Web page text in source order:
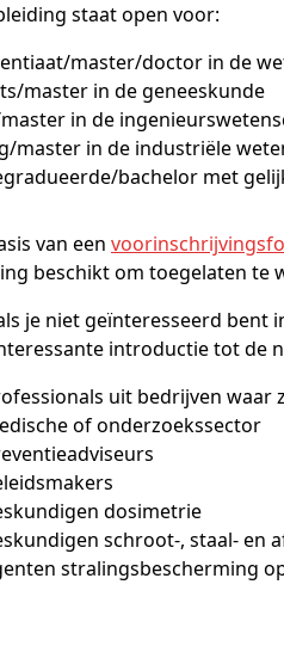
staat open voor:
master/doctor in de
master in de geneeskunde
in de
master in de industriële
bachelor met
van een
beschikt om toegelaten te
je niet geïnteresseerd bent
introductie tot de
of onderzoekssector
dosimetrie
schroot-, staal- en
stralingsbescherming